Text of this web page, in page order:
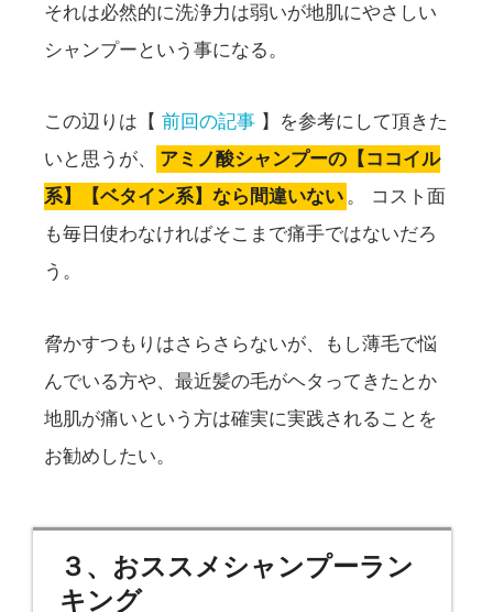
それは必然的に洗浄力は弱いが地肌にやさしい
シャンプーという事になる。
この辺りは【 前回の記事 】を参考にして頂きた
いと思うが、
アミノ酸シャンプーの【ココイル
系】【ベタイン系】なら間違いない 。 コスト面
も毎日使わなければそこまで痛手ではないだろ
う。
脅かすつもりはさらさらないが、もし薄毛で悩
んでいる方や、最近髪の毛がヘタってきたとか
地肌が痛いという方は確実に実践されることを
お勧めしたい。
３、おススメシャンプーラン
キング